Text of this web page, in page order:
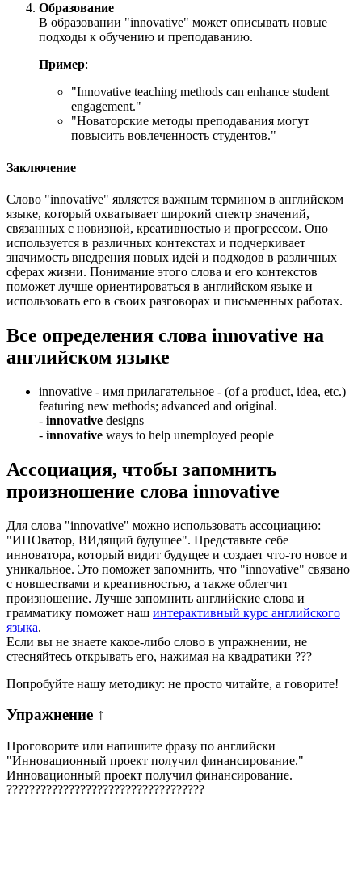
Образование
В образовании "innovative" может описывать новые
подходы к обучению и преподаванию.
Пример:
"Innovative teaching methods can enhance student
engagement."
"Новаторские методы преподавания могут
повысить вовлеченность студентов."
Заключение
Слово "innovative" является важным термином в английском
языке, который охватывает широкий спектр значений,
связанных с новизной, креативностью и прогрессом. Оно
используется в различных контекстах и подчеркивает
значимость внедрения новых идей и подходов в различных
сферах жизни. Понимание этого слова и его контекстов
поможет лучше ориентироваться в английском языке и
использовать его в своих разговорах и письменных работах.
Все определения слова innovative на
английском языке
innovative - имя прилагательное - (of a product, idea, etc.)
featuring new methods; advanced and original.
- innovative designs
- innovative ways to help unemployed people
Ассоциация, чтобы запомнить
произношение слова innovative
Для слова "innovative" можно использовать ассоциацию:
"ИНОватор, ВИдящий будущее". Представьте себе
инноватора, который видит будущее и создает что-то новое и
уникальное. Это поможет запомнить, что "innovative" связано
с новшествами и креативностью, а также облегчит
произношение. Лучше запомнить английские слова и
грамматику поможет наш интерактивный курс английского
языка.
Если вы не знаете какое-либо слово в упражнении, не
стесняйтесь открывать его, нажимая на квадратики ???
Попробуйте нашу методику: не просто читайте, а говорите!
Упражнение ↑
Проговорите или напишите фразу по английски
"Инновационный проект получил финансирование."
Инновационный проект получил финансирование.
???????????????????????????????????